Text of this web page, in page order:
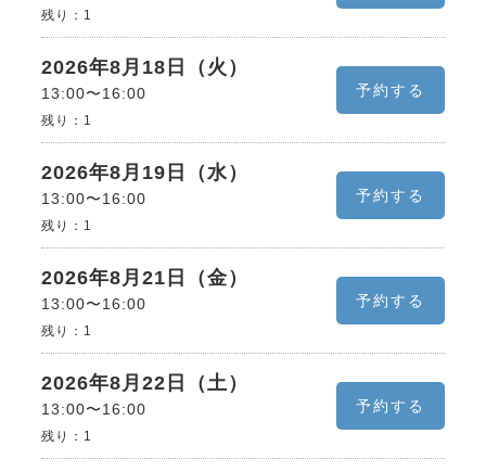
残り： 1
2026年8月18日（火）
13:00〜16:00
残り： 1
予約する
2026年8月19日（水）
13:00〜16:00
残り： 1
予約する
2026年8月21日（金）
13:00〜16:00
残り： 1
予約する
2026年8月22日（土）
13:00〜16:00
残り： 1
予約する